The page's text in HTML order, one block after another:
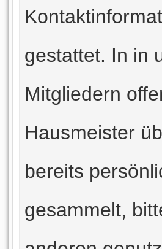
gestattet. In in
Mitgliedern
Hausmeister
bereits
gesammelt,